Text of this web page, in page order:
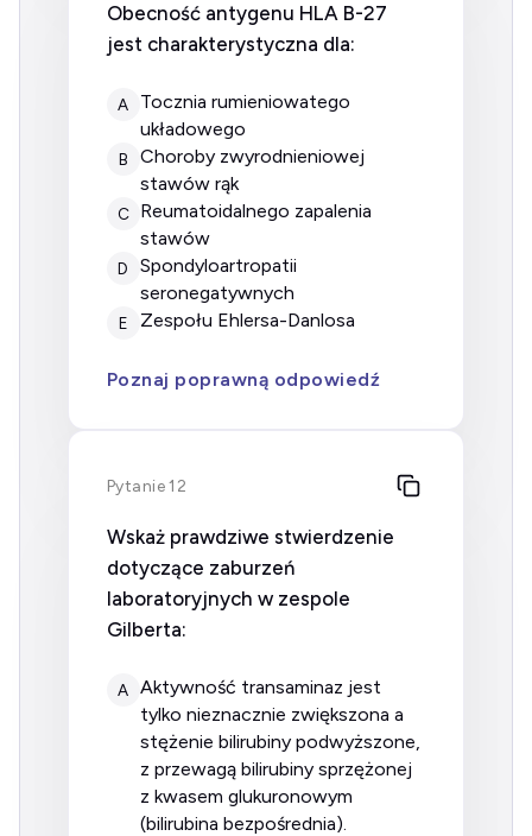
Obecność antygenu HLA B-27
jest charakterystyczna dla:
A
tocznia rumieniowatego
układowego
B
choroby zwyrodnieniowej
stawów rąk
C
reumatoidalnego zapalenia
stawów
D
spondyloartropatii
seronegatywnych
E zespołu Ehlersa-Danlosa
Poznaj poprawną odpowiedź
Pytanie 12
Wskaż prawdziwe stwierdzenie
dotyczące zaburzeń
laboratoryjnych w zespole
Gilberta:
A
aktywność transaminaz jest
tylko nieznacznie zwiększona a
stężenie bilirubiny podwyższone,
z przewagą bilirubiny sprzężonej
z kwasem glukuronowym
(bilirubina bezpośrednia).